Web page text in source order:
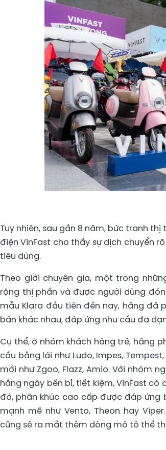
Tuy nhiên, sau gần 8 năm, bức tranh
điện VinFast cho thấy sự dịch chuyển
tiêu dùng.
Theo giới chuyên gia, một trong
rộng thị phần và được người dùng
mẫu Klara đầu tiên đến nay, hãng đã
bản khác nhau, đáp ứng nhu cầu đa
Cụ thể, ở nhóm khách hàng trẻ, hãng
cầu bằng lái như Ludo, Impes,
mới như Zgoo, Flazz, Amio. Với nhóm
hằng ngày bền bỉ, tiết kiệm, VinFast có
đó, phân khúc cao cấp được đáp ứng
mạnh mẽ như Vento, Theon hay
cũng sẽ ra mắt thêm dòng mô tô thể